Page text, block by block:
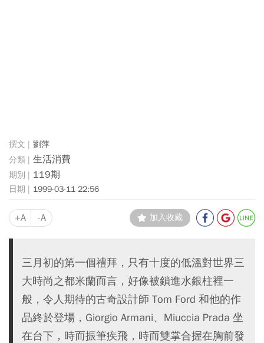
劉萍
生活消費
119期
1999-03-11 22:56
+A -A 加入收藏
三月初的第一個禮拜，只有十度的低溫對世界三
大時尚之都米蘭而言，好像被鎖進水銀柱裡一
般，令人期待的古奇設計師 Tom Ford 和他的作
品終於登場，Giorgio Armani、Miuccia Prada 坐
在台下，時而振筆疾飛，時而雙掌合握在胸前發